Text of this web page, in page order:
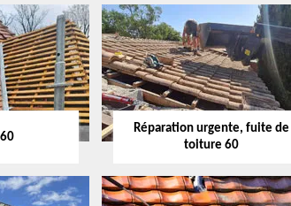
Réparation urgente, fuite de
toiture 60